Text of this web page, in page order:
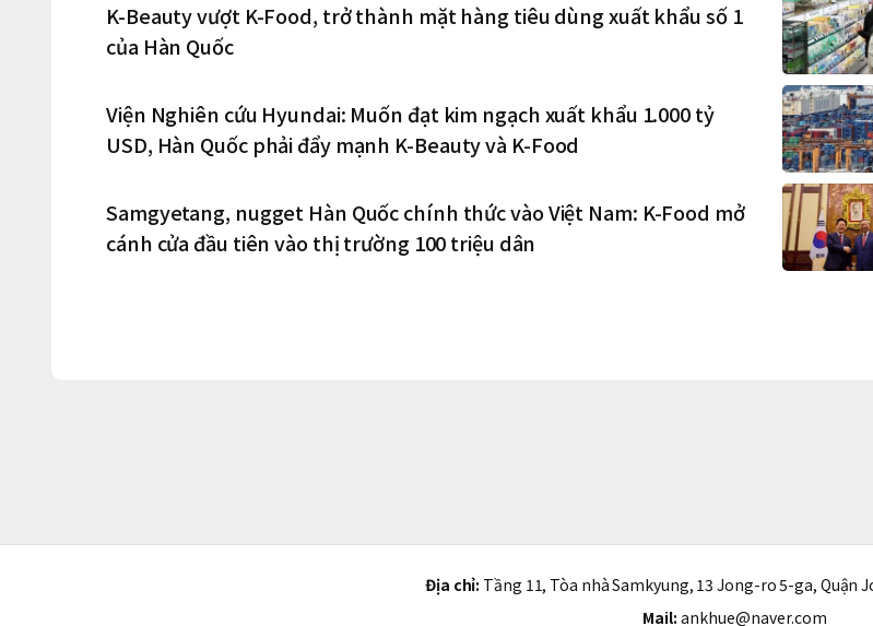
K-Beauty vượt K-Food, trở thành mặt hàng tiêu dùng xuất khẩu số 1
của Hàn Quốc
Viện Nghiên cứu Hyundai: Muốn đạt kim ngạch xuất khẩu 1.000 tỷ
USD, Hàn Quốc phải đẩy mạnh K-Beauty và K-Food
Samgyetang, nugget Hàn Quốc chính thức vào Việt Nam: K-Food mở
cánh cửa đầu tiên vào thị trường 100 triệu dân
Địa chỉ: Tầng 11, Tòa nhà Samkyung, 13 Jong-ro 5-ga, Quận
Mail: ankhue@naver.com